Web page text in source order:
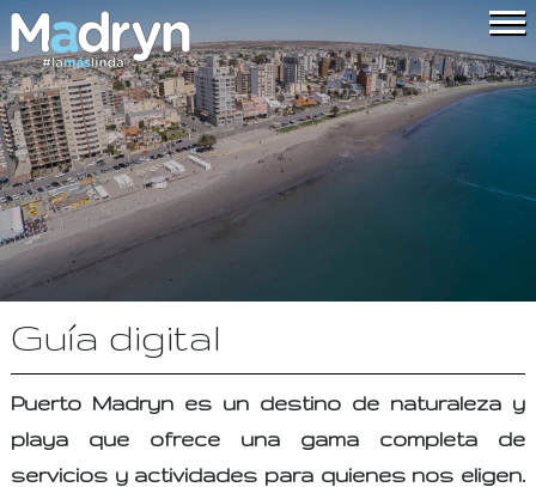
Guía digital
Puerto Madryn es un destino de naturaleza y
playa que ofrece una gama completa de
servicios y actividades para quienes nos eligen.